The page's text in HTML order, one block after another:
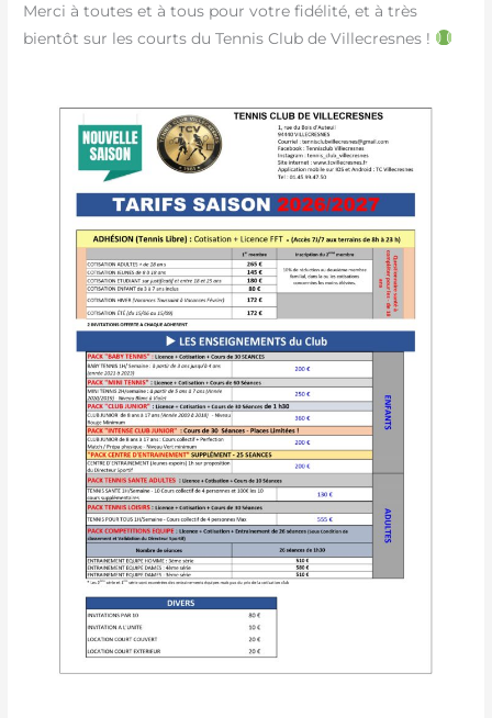
Merci à toutes et à tous pour votre fidélité, et à très
bientôt sur les courts duTennis Club de Villecresnes !